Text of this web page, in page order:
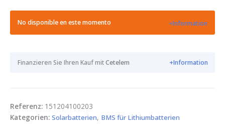
No disponible en este momento +Information
Finanzieren Sie Ihren Kauf mitCetelem +Information
Referenz: 151204100203
Kategorien: Solarbatterien, BMS für Lithiumbatterien